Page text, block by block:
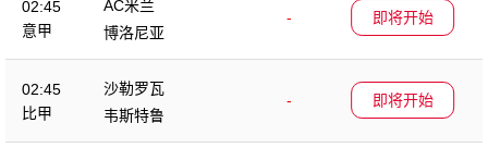
02:45
意甲
AC米兰
-
博洛尼亚
即将开始
02:45
比甲
沙勒罗瓦
-
韦斯特鲁
即将开始